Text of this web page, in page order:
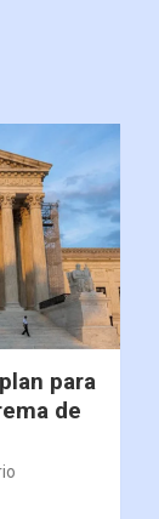
para
de